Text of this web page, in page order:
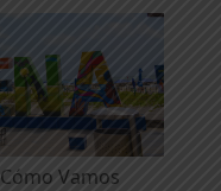
Vamos